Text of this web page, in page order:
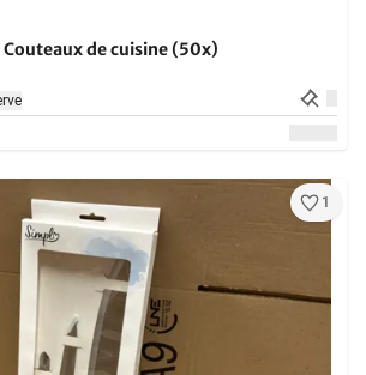
Couteaux de cuisine (50x)
1